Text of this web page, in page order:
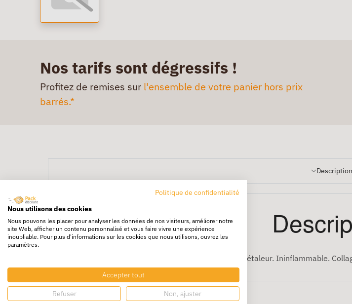
Nos tarifs sont dégressifs !
Profitez de remises sur l'ensemble de votre panier hors prix
barrés.*
Description
Colle blanche vinylique lavable à l’eau avec embout étaleur. Ininflammable.
Politique de confidentialité
Nous utilisons des cookies
Nous pouvons les placer pour analyser les données de nos visiteurs, améliorer notre
site Web, afficher un contenu personnalisé et vous faire vivre une expérience
inoubliable. Pour plus d'informations sur les cookies que nous utilisons, ouvrez les
paramètres.
Accepter tout
Refuser Non, ajuster